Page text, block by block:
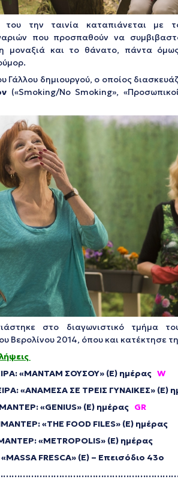
την ταινία καταπιάνεται με
που προσπαθούν να
μοναξιά και το θάνατο, πάντα
Γάλλου δημιουργού, ο οποίος
(«Smoking/No Smoking»,
στο διαγωνιστικό τμήμα
Βερολίνου 2014, όπου και κατέκτησε
«ΜΑΝΤΑΜ ΣΟΥΣΟΥ» (Ε) ημέρας W
«ΑΝΑΜΕΣΑ ΣΕ ΤΡΕΙΣ ΓΥΝΑΙΚΕΣ» (Ε)
«GENIUS» (Ε) ημέρας GR
«THE FOOD FILES» (Ε) ημέρας
«METROPOLIS» (Ε) ημέρας
FRESCA» (Ε) – Επεισόδιο 43ο